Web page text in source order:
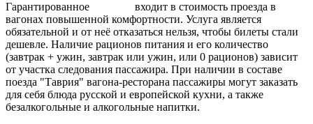
Гарантированное
входит в стоимость проезда в
вагонах повышенной комфортности. Услуга является
обязательной и от неё отказаться нельзя, чтобы билеты стали
дешевле. Наличие рационов питания и его количество
(завтрак + ужин, завтрак или ужин, или 0 рационов) зависит
от участка следования пассажира. При наличии в составе
поезда "Таврия" вагона-ресторана пассажиры могут заказать
для себя блюда русской и европейской кухни, а также
безалкогольные и алкогольные напитки.